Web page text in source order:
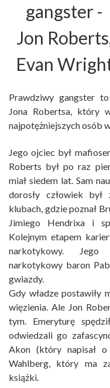
Prawdziwy gangster
Jona Robertsa, który
najpotężniejszych osób
Jego ojciec był
Roberts był po raz
miał siedem lat. Sam
dorosły człowiek
klubach, gdzie poznał
Jimiego Hendrixa i
Kolejnym etapem
narkotykowy. Jego
narkotykowy baron
gwiazdy.
Gdy władze postawiły
więzienia. Ale Jon
tym. Emeryturę
odwiedzali go
Akon (który napisał
Wahlberg, który ma
książki.